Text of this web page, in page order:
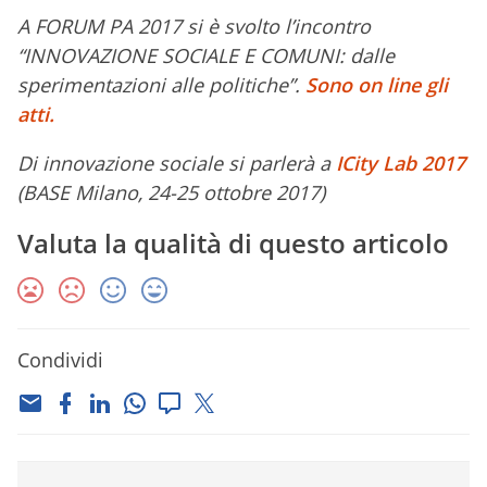
A FORUM PA 2017 si è svolto l’incontro
“INNOVAZIONE SOCIALE E COMUNI: dalle
sperimentazioni alle politiche”. Sono on line gli
atti.
Di innovazione sociale si parlerà a ICity Lab 2017
(BASE Milano, 24-25 ottobre 2017)
Valuta la qualità di questo articolo
Condividi